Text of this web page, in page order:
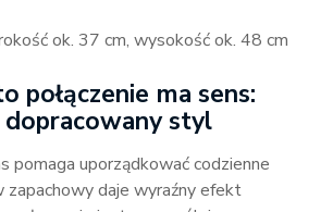
ok. 37 cm, wysokość ok. 48 cm
połączenie ma sens:
styl
pomaga uporządkować codzienne
zapachowy daje wyraźny efekt